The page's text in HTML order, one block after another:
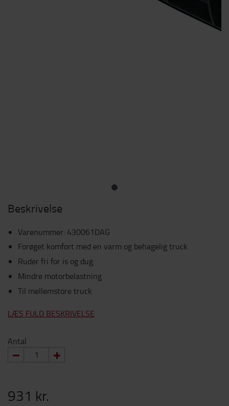
Beskrivelse
Varenummer: 430061DAG
Forøget komfort med en varm og behagelig truck
Ruder fri for is og dug
Mindre motorbelastning
Til mellemstore truck
LÆS FULD BESKRIVELSE
Antal
931 kr.